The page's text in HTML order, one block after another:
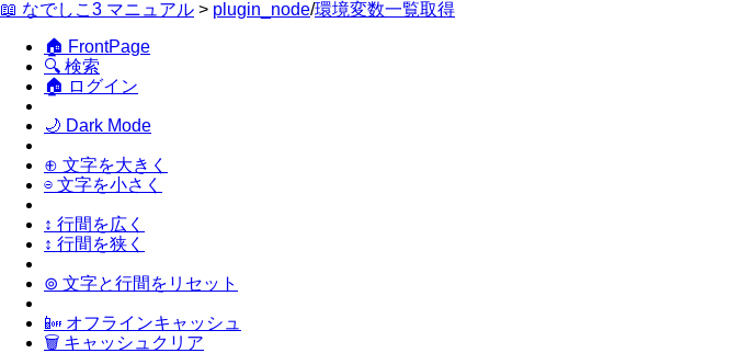
📖 なでしこ3 マニュアル > plugin_node/環境変数一覧取得
🏠 FrontPage
🔍 検索
🏠 ログイン
🌙 Dark Mode
⊕ 文字を大きく
⊖ 文字を小さく
↕ 行間を広く
↕ 行間を狭く
⊚ 文字と行間をリセット
📴 オフラインキャッシュ
🗑 キャッシュクリア